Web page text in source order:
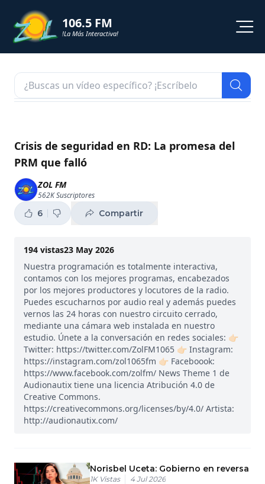
106.5 FM
!La Más Interactiva!
NOTICIAS
SHORTS
PODCAST
ZOL TV
Crisis de seguridad en RD: La promesa del
PRM que falló
ZOL FM
562KSuscriptores
6 Compartir
194 vistas23 May 2026
Nuestra programación es totalmente interactiva,
contamos con los mejores programas, encabezados
por los mejores productores y locutores de la radio.
Puedes escucharnos por audio real y además puedes
vernos las 24 horas con nuestro circuito cerrado,
mediante una cámara web instalada en nuestro
estudio. Únete a la conversación en redes sociales: 👉🏻
Twitter: https://twitter.com/ZolFM1065 👉🏻 Instagram:
https://instagram.com/zol1065fm 👉🏻 Faceboook:
https://www.facebook.com/zolfm/ News Theme 1 de
Audionautix tiene una licencia Atribución 4.0 de
Creative Commons.
https://creativecommons.org/licenses/by/4.0/ Artista:
http://audionautix.com/
Norisbel Uceta: Gobierno en reversa
1K Vistas 4 Jul 2026